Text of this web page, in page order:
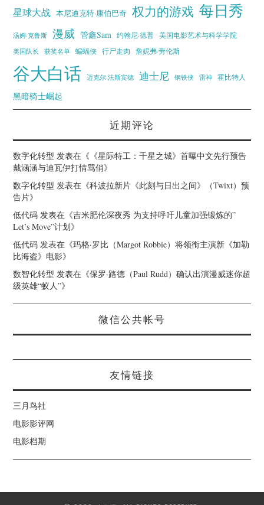
星球大战 本尼迪克特·康伯巴奇 权力的游戏 每日秀
汤姆·克鲁斯 漫威 管鑫Sam 约翰尼·德普
美国电影艺术与科学学院
美国队长
获奖名单 蝙蝠侠 行尸走肉 詹妮弗·劳伦斯
谷大白话 迈克尔·法斯宾德 迪士尼 钢铁侠 雷神 霍比特人
黑暗骑士崛起
近期评论
数字化转型 发表在《 《星际特工：千星之城》首曝中文先行预告
戴涵涵与迪瓦伊打情骂俏》
数字化转型 发表在《科波拉新片《此刻与日出之间》（Twixt）预
告片》
低代码 发表在《吉米肥伦深夜秀 为支持呼吁儿童加强锻炼的”
Let’s Move”计划》
低代码 发表在《玛格·罗比（Margot Robbie）将领衔主演新《加勒
比海盗》电影》
数智化转型 发表在《保罗·路德（Paul Rudd）确认出演漫威迷你超
级英雄“蚁人”》
微信公共帐号
友情链接
三月鸟社
电影影评网
电影档期